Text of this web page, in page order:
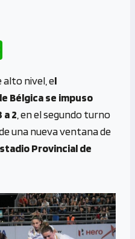
at
s
A
p
alto nivel, el
Bélgica se impuso
a 2 , en el segundo turno
una nueva ventana de
Provincial de